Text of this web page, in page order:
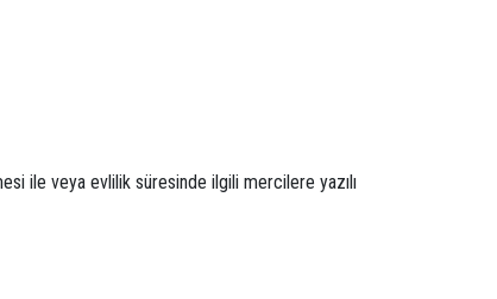
ile veya evlilik süresinde ilgili mercilere yazılı